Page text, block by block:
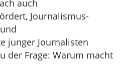
auch
Journalismus-
junger Journalisten
der Frage: Warum macht